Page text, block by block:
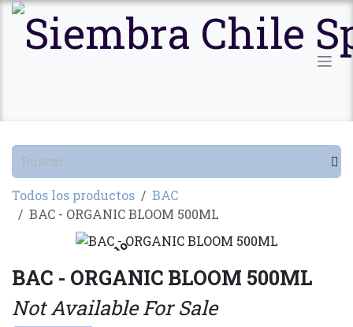
Ir al contenido
Todos los productos
BAC
BAC - ORGANIC BLOOM 500ML
Agotado
BAC - ORGANIC BLOOM 500ML
Not Available For Sale